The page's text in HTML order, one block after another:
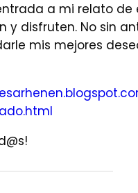
a mi relato de
y disfruten. No sin
mis mejores